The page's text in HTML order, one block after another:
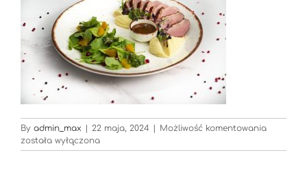
By admin_max | 22 maja, 2024 | Możliwość komentowania
została wyłączona